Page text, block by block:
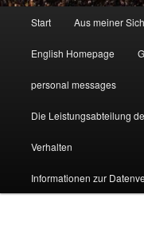
Start Aus meiner
English Homepage
personal messages
Die Leistungsabteilung
Verhalten
Informationen zur